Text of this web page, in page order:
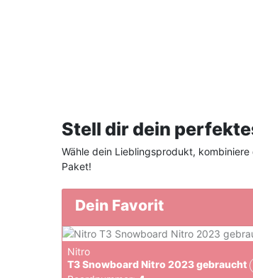
Stell dir dein
Wähle dein Lieblingsprodukt,
Paket!
Dein Favorit
Nitro
T3 Snowboard Nitro 2023 gebraucht